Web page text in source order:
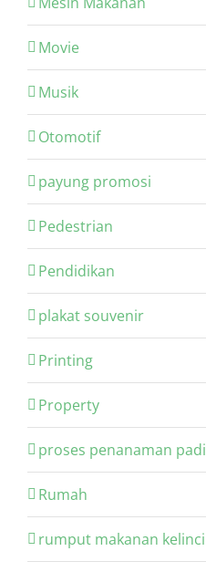
Movie
Musik
Otomotif
payung promosi
Pedestrian
Pendidikan
plakat souvenir
Printing
Property
proses penanaman padi
Rumah
rumput makanan kelinci